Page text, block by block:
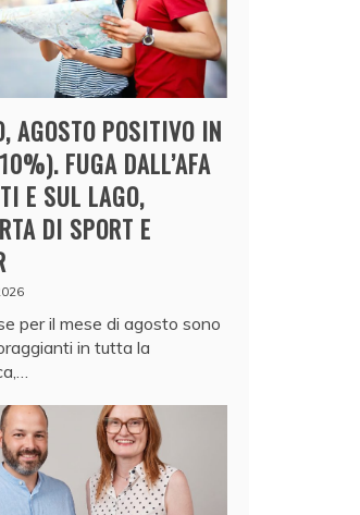
AGOSTO POSITIVO IN
FUGA DALL’AFA
E SUL LAGO,
DI SPORT E
per il mese di agosto sono
in tutta la